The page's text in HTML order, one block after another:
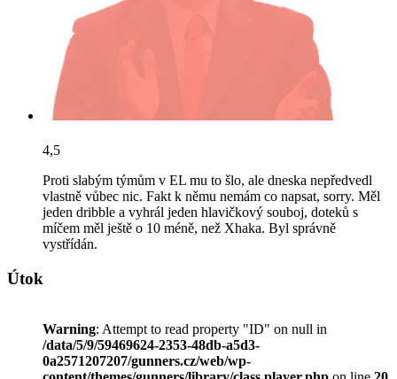
4,5
Proti slabým týmům v EL mu to šlo, ale dneska nepředvedl
vlastně vůbec nic. Fakt k němu nemám co napsat, sorry. Měl
jeden dribble a vyhrál jeden hlavičkový souboj, doteků s
míčem měl ještě o 10 méně, než Xhaka. Byl správně
vystřídán.
Útok
Warning: Attempt to read property "ID" on null in
/data/5/9/59469624-2353-48db-a5d3-
0a2571207207/gunners.cz/web/wp-